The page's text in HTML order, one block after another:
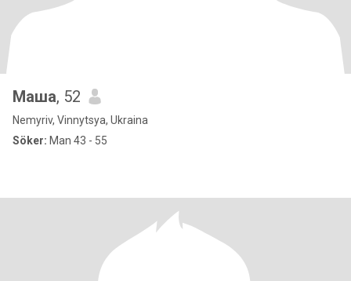
Маша, 52
Nemyriv, Vinnytsya, Ukraina
Söker: Man 43 - 55